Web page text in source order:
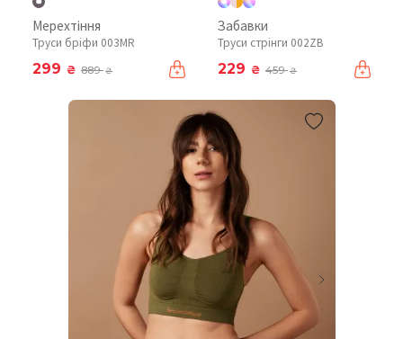
Мерехтіння
Труси бріфи 003MR
299 ₴ 889₴
Забавки
Труси стрінги 002ZB
229 ₴ 459₴